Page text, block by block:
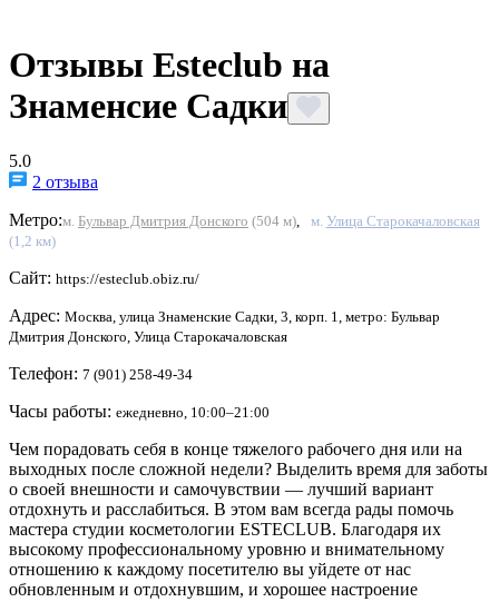
Отзывы Esteclub на
Знаменсие Садки
5.0
2 отзыва
Метро:м. Бульвар Дмитрия Донского (504 м) м. Улица Старокачаловская
(1,2 км)
Сайт: https://esteclub.obiz.ru/
Адрес: Москва, улица Знаменские Садки, 3, корп. 1, метро: Бульвар
Дмитрия Донского, Улица Старокачаловская
Телефон: 7 (901) 258-49-34
Часы работы: ежедневно, 10:00–21:00
Чем порадовать себя в конце тяжелого рабочего дня или на
выходных после сложной недели? Выделить время для заботы
о своей внешности и самочувствии — лучший вариант
отдохнуть и расслабиться. В этом вам всегда рады помочь
мастера студии косметологии ESTECLUB. Благодаря их
высокому профессиональному уровню и внимательному
отношению к каждому посетителю вы уйдете от нас
обновленным и отдохнувшим, и хорошее настроение